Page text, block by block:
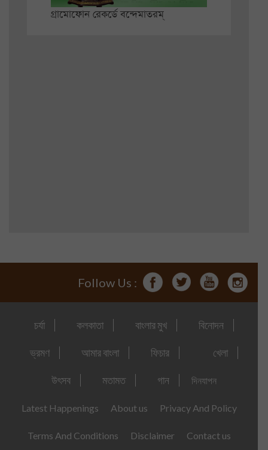
গ্রামোফোন রেকর্ডে বন্দেমাতরম্
Follow Us :
চর্যা কলকাতা বাংলার মুখ বিনোদন
ভ্রমণ আমার বাংলা ফিচার খেলা
উৎসব মতামত গান দিনযাপন
Latest Happenings About us Privacy And Policy
Terms And Conditions Disclaimer Contact us